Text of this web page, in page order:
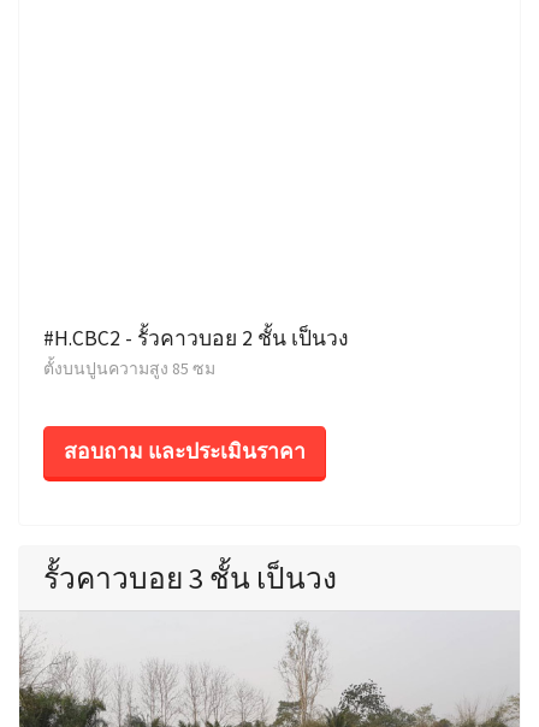
#H.CBC2 - รั้วคาวบอย 2 ชั้น เป็นวง
ตั้งบนปูนความสูง 85 ซม
สอบถาม และประเมินราคา
รั้วคาวบอย 3 ชั้น เป็นวง